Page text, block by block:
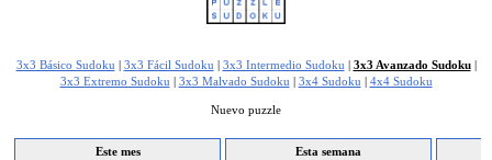
3x3 Básico Sudoku 3x3 Fácil Sudoku 3x3 Intermedio Sudoku 3x3 Avanzado Sudoku|
3x3 Extremo Sudoku
3x3 Malvado Sudoku 3x4 Sudoku 4x4 Sudoku
Nuevo puzzle
Este mes
Esta semana